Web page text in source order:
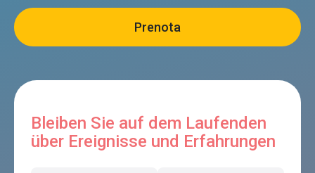
Bleiben Sie auf dem Laufenden
über Ereignisse und Erfahrungen